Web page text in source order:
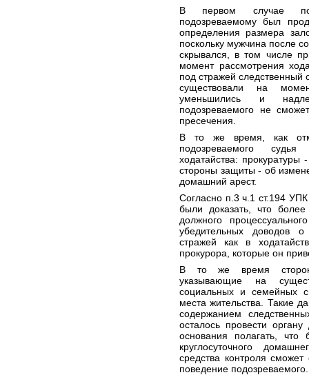
В первом случае
подозреваемому был
определения размера
поскольку мужчина после
скрывался, в том числе
момент рассмотрения
под стражей следственный
существовали на
уменьшились и
подозреваемого не
пресечения.
В то же время, как
подозреваемого
ходатайства:
стороны защиты - об
домашний арест.
Согласно п.3 ч.1 ст.194
были доказать, что
должного
убедительных доводов
стражей как в
прокурора, которые он
В то же время
указывающие на
социальных и семейных
места жительства. Такие
содержанием
осталось провести
основания полагать,
круглосуточного
средства контроля
поведение подозреваемого.